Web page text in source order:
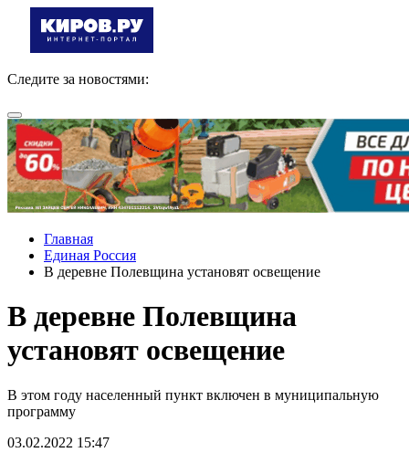
Следите за новостями:
Главная
Единая Россия
В деревне Полевщина установят освещение
В деревне Полевщина
установят освещение
В этом году населенный пункт включен в муниципальную
программу
03.02.2022 15:47